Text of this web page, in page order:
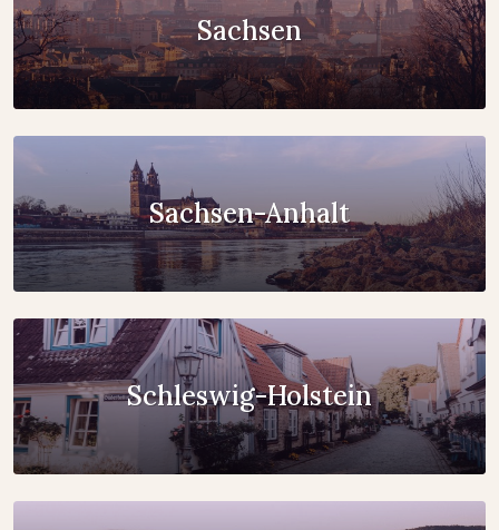
Sachsen
Sachsen-Anhalt
Schleswig-Holstein